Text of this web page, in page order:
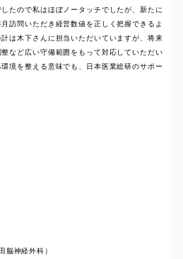
たので私はほぼノータッチでしたが、新たに
訪問いただき経営数値を正しく把握できるよ
は木下さんに担当いただいていますが、将来
など広い守備範囲をもって対応していただい
境を整える意味でも、日本医業総研のサポー
脳神経外科）